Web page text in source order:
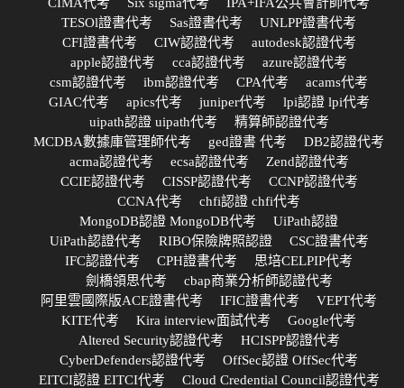
TESOl證書代考
Sas證書代考
UNLPP證書代考
CFI證書代考
CIW認證代考
autodesk認證代考
apple認證代考
cca認證代考
azure認證代考
csm認證代考
ibm認證代考 CPA代考
acams代考
GIAC代考
apics代考 juniper代考
lpi認證 lpi代考
uipath認證 uipath代考
精算師認證代考
MCDBA數據庫管理師代考
ged證書 代考
DB2認證代考
acma認證代考
ecsa認證代考
Zend認證代考
CCIE認證代考
CISSP認證代考
CCNP認證代考
CCNA代考
chfi認證 chfi代考
MongoDB認證 MongoDB代考
UiPath認證
UiPath認證代考
RIBO保險牌照認證
CSC證書代考
IFC認證代考
CPH證書代考
思培CELPIP代考
劍橋領思代考
cbap商業分析師認證代考
阿里雲國際版ACE證書代考
IFIC證書代考
VEPT代考
KITE代考
Kira interview面試代考
Google代考
Altered Security認證代考
HCISPP認證代考
CyberDefenders認證代考
OffSec認證 OffSec代考
EITCI認證 EITCI代考
Cloud Credential Council認證代考